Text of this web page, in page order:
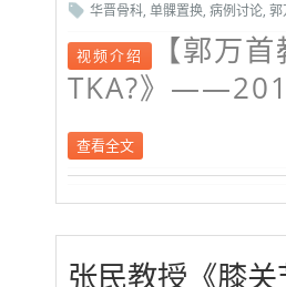
华晋骨科, 单髁置换, 病例讨论, 郭
视频介绍
【郭万
TKA?》
查看全文
张民教授《膝